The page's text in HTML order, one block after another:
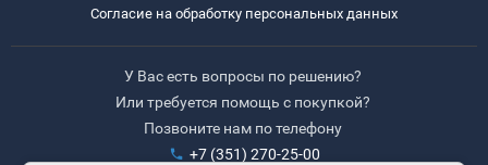
Согласие на обработку персональных данных
У Вас есть вопросы по решению?
Или требуется помощь с покупкой?
Позвоните нам по телефону
+7 (351) 270-25-00